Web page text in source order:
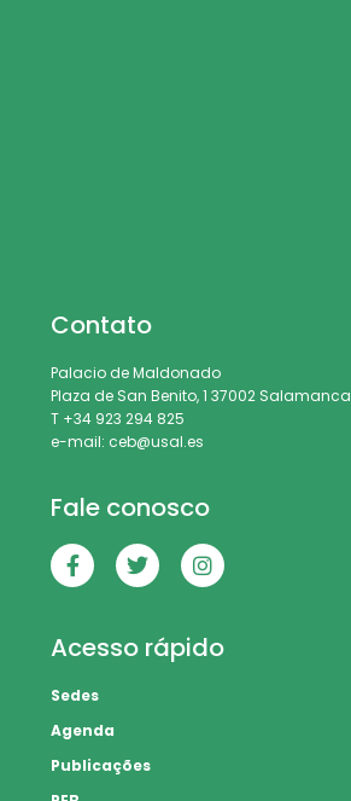
Contato
Palacio de Maldonado
Plaza de San Benito, 1 37002 Salamanca
T +34 923 294 825
e-mail: ceb@usal.es
Fale conosco
Acesso rápido
Sedes
Agenda
Publicações